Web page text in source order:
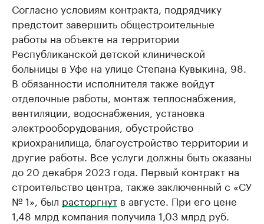
Согласно условиям контракта, подрядчику
предстоит завершить общестроительные
работы на объекте на территории
Республиканской детской клинической
больницы в Уфе на улице Степана Кувыкина, 98.
В обязанности исполнителя также войдут
отделочные работы, монтаж теплоснабжения,
вентиляции, водоснабжения, установка
электрооборудования, обустройство
криохранилища, благоустройство территории и
другие работы. Все услуги должны быть оказаны
до 20 декабря 2023 года. Первый контракт на
строительство центра, также заключенный с «СУ
№ 1», был расторгнут в августе. При его цене
1,48 млрд компания получила 1,03 млрд руб.